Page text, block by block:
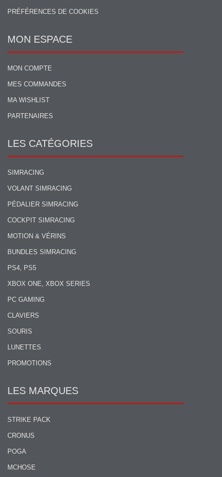
PRÉFÉRENCES DE COOKIES
MON ESPACE
MON COMPTE
MES COMMANDES
MA WISHLIST
PARTENAIRES
LES CATÉGORIES
SIMRACING
VOLANT SIMRACING
PÉDALIER SIMRACING
COCKPIT SIMRACING
MOTION & VÉRINS
BUNDLES SIMRACING
PS4, PS5
XBOX ONE, XBOX SERIES
PC GAMING
CLAVIERS
SOURIS
LUNETTES
PROMOTIONS
LES MARQUES
STRIKE PACK
CRONUS
POGA
MCHOSE